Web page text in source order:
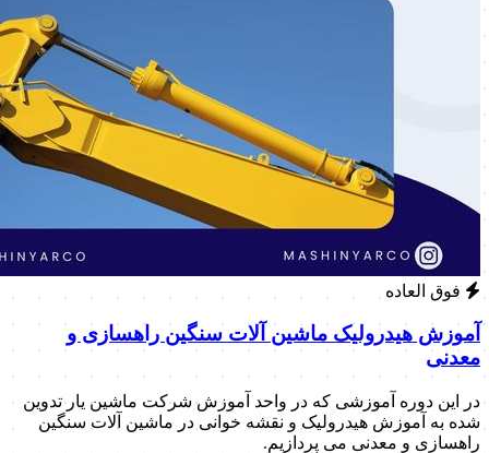
فوق العاده
آموزش هیدرولیک ماشین آلات سنگین راهسازی و
معدنی
در این دوره آموزشی که در واحد آموزش شرکت ماشین یار تدوین
شده به آموزش هیدرولیک و نقشه خوانی در ماشین آلات سنگین
راهسازی و معدنی می پردازیم.